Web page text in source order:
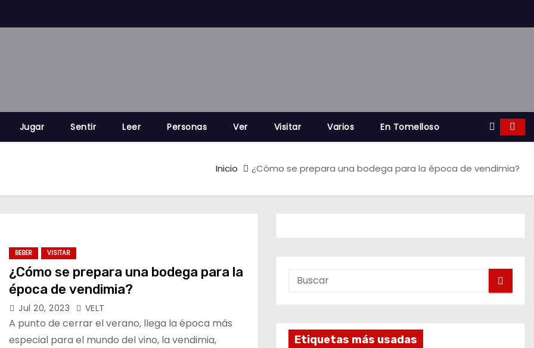
Jugar Sentir Leer Personas Ver Visitar Varios En Tomelloso
Inicio ¿Cómo se prepara una bodega para la época de vendimia?
BEBER VISITAR
¿Cómo se prepara una bodega para la
época de vendimia?
Jul 20, 2023 VELT
A punto de cerrar el verano, llega la época más
especial para el mundo del vino, la vendimia,
Etiquetas más usadas